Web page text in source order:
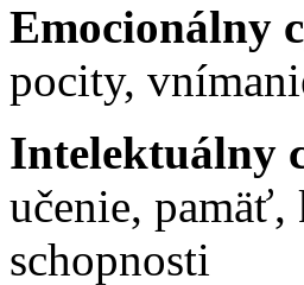
Emocionálny
pocity,
Intelektuálny
učenie,
schopnosti